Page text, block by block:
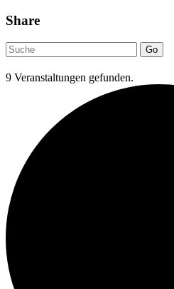
Share
Go
9 Veranstaltungen gefunden.